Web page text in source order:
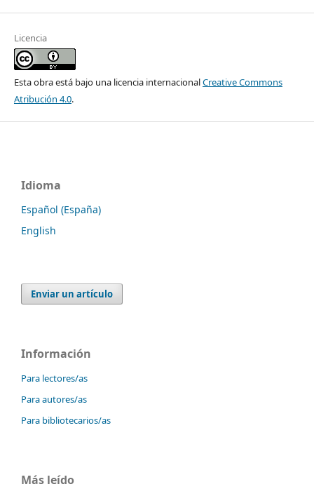
Licencia
Esta obra está bajo una licencia internacionalCreative Commons
Atribución 4.0.
Idioma
Español (España)
English
Enviar un artículo
Información
Para lectores/as
Para autores/as
Para bibliotecarios/as
Más leído